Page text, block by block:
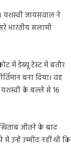
यशस्वी जायसवाल ने
भारतीय सलामी
में डेब्यू टेस्ट में बतौर
बना दिया। वह
के बल्ले से 16
जीतने के बाद
उन्हें उम्मीद नहीं थी कि